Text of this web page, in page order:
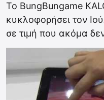
To BungBungame
κυκλοφορήσει τον
σε τιμή που ακόμα